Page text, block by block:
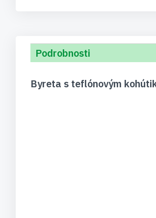
obrázkov
Podrobnosti
Byreta s teflónovým